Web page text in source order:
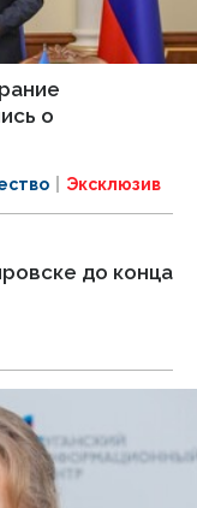
о
Эксклюзив
до конца